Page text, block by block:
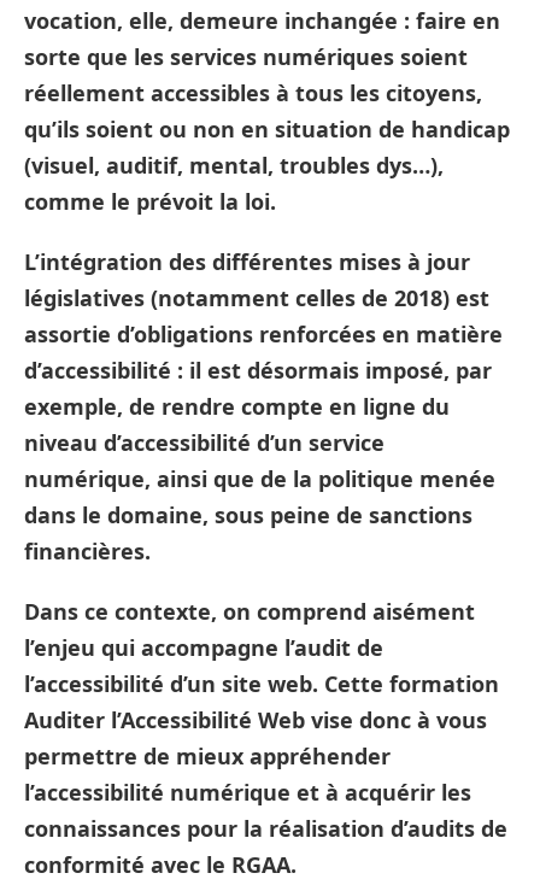
vocation, elle, demeure inchangée : faire en
sorte que les services numériques soient
réellement accessibles à tous les citoyens,
qu’ils soient ou non en situation de handicap
(visuel, auditif, mental, troubles dys…),
comme le prévoit la loi.
L’intégration des différentes mises à jour
législatives (notamment celles de 2018) est
assortie d’obligations renforcées en matière
d’accessibilité : il est désormais imposé, par
exemple, de rendre compte en ligne du
niveau d’accessibilité d’un service
numérique, ainsi que de la politique menée
dans le domaine, sous peine de sanctions
financières.
Dans ce contexte, on comprend aisément
l’enjeu qui accompagne l’audit de
l’accessibilité d’un site web. Cette formation
Auditer l’Accessibilité Web vise donc à vous
permettre de mieux appréhender
l’accessibilité numérique et à acquérir les
connaissances pour la réalisation d’audits de
conformité avec le RGAA.